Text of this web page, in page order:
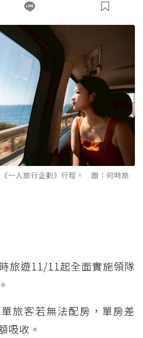
一人旅行企劃》行程。 圖：何時旅
旅遊11/11起全面實施領隊
旅客若無法配房，單房差
吸收。